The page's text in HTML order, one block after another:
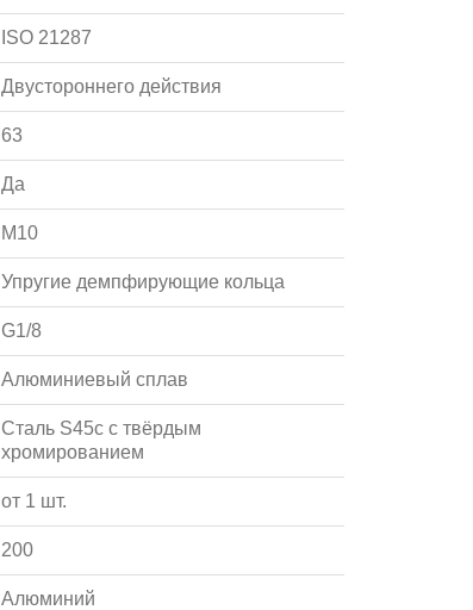
ISO 21287
Двустороннего действия
63
Да
M10
Упругие демпфирующие кольца
G1/8
Алюминиевый сплав
Сталь S45c с твёрдым
хромированием
от 1 шт.
200
Алюминий